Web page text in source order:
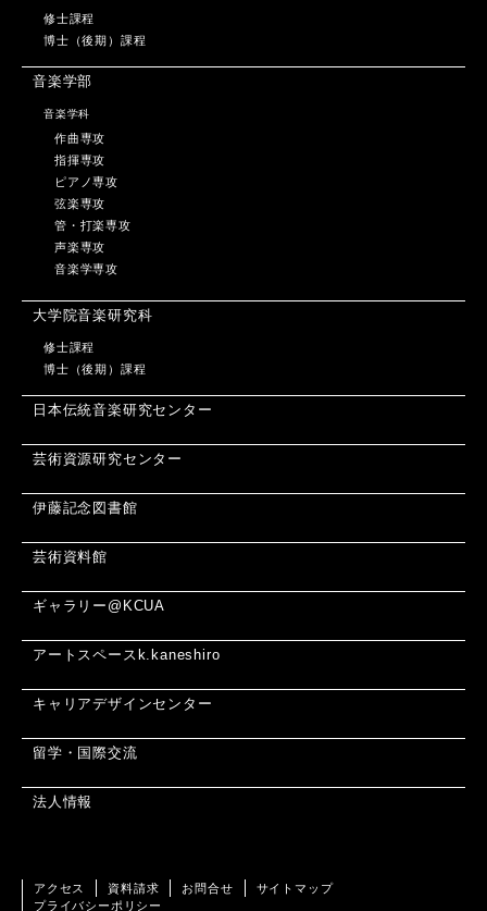
修士課程
博士（後期）課程
音楽学部
音楽学科
作曲専攻
指揮専攻
ピアノ専攻
弦楽専攻
管・打楽専攻
声楽専攻
音楽学専攻
大学院音楽研究科
修士課程
博士（後期）課程
日本伝統音楽研究センター
芸術資源研究センター
伊藤記念図書館
芸術資料館
ギャラリー@KCUA
アートスペースk.kaneshiro
キャリアデザインセンター
留学・国際交流
法人情報
アクセス 資料請求 お問合せ
サイトマップ
プライバシーポリシー